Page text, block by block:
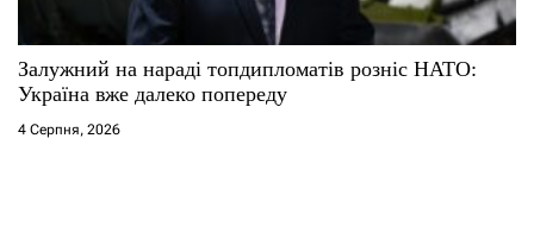
Залужний на нараді топдипломатів розніс НАТО:
Україна вже далеко попереду
4 Серпня, 2026